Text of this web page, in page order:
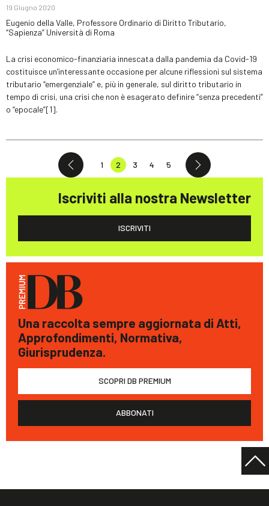
19 Giugno 2020
Eugenio della Valle, Professore Ordinario di Diritto Tributario,
“Sapienza” Università di Roma
La crisi economico-finanziaria innescata dalla pandemia da Covid-19
costituisce un’interessante occasione per alcune riflessioni sul sistema
tributario “emergenziale” e, più in generale, sul diritto tributario in
tempo di crisi, una crisi che non è esagerato definire “senza precedenti”
o “epocale”[1].
1 2 3 4 5
Iscriviti alla nostra Newsletter
ISCRIVITI
Una raccolta sempre aggiornata di Atti,
Approfondimenti, Normativa,
Giurisprudenza.
SCOPRI DB PREMIUM
ABBONATI